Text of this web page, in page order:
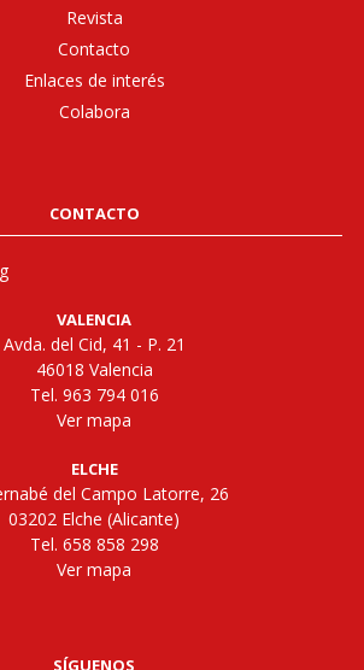
Revista
Contacto
Enlaces de interés
Colabora
CONTACTO
VALENCIA
Avda. del Cid, 41 - P. 21
46018 Valencia
Tel. 963 794 016
Ver mapa
ELCHE
del Campo Latorre, 26
03202 Elche (Alicante)
Tel. 658 858 298
Ver mapa
SÍGUENOS